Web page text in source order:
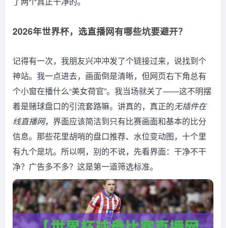
2026年世界杯，选直播网有哪些坑要避开？
记得有一次，我朋友兴冲冲发了个链接过来，说找到个
神站。我一点进去，画面倒是清晰，但网页右下角总有
个小窗在播什么“美女荷官”。我当场就关了——这不明摆
着是赌球盘口的引流套路嘛。讲真的，真正的无插件在
线直播网，界面应该简洁到只有比赛画面和基本的比分
信息。那些花里胡哨的盘口推荐、水位变动图，十个里
有九个是坑。所以啊，别的不说，先看界面：干净不干
净？广告多不多？这是第一道筛选标准。